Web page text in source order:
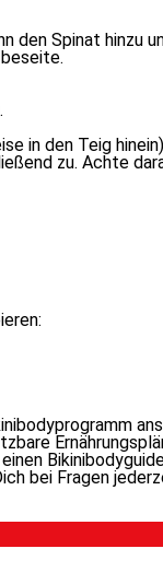
den Spinat
in den Teig
zu. Achte
bei Fragen